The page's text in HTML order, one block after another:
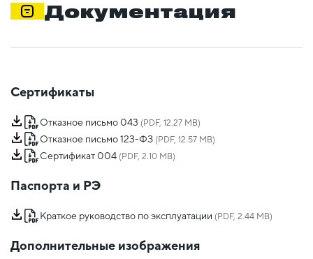
Документация
Сертификаты
Отказное письмо 043 (PDF, 12.27 MB)
Отказное письмо 123-ФЗ (PDF, 12.57 MB)
Сертификат 004 (PDF, 2.10 MB)
Паспорта и РЭ
Краткое руководство по эксплуатации (PDF, 2.44 MB)
Дополнительные изображения